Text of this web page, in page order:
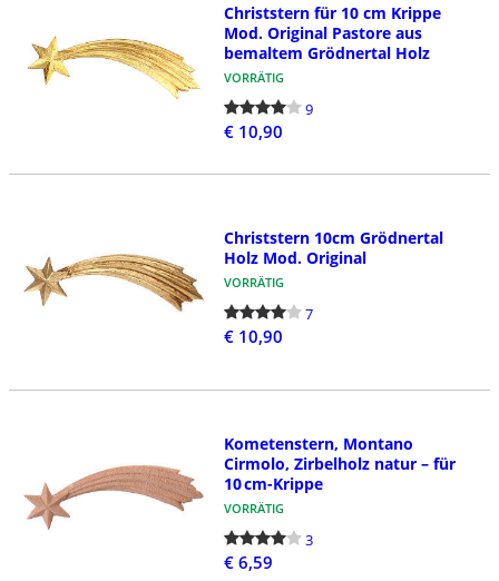
Christstern für 10 cm Krippe
Mod. Original Pastore aus
bemaltem Grödnertal Holz
VORRÄTIG
9
€ 10,90
Christstern 10cm Grödnertal
Holz Mod. Original
VORRÄTIG
7
€ 10,90
Kometenstern, Montano
Cirmolo, Zirbelholz natur – für
10 cm-Krippe
VORRÄTIG
3
€ 6,59